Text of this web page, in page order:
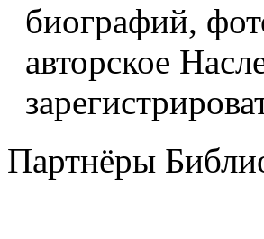
биографий,
авторское
Партнёры